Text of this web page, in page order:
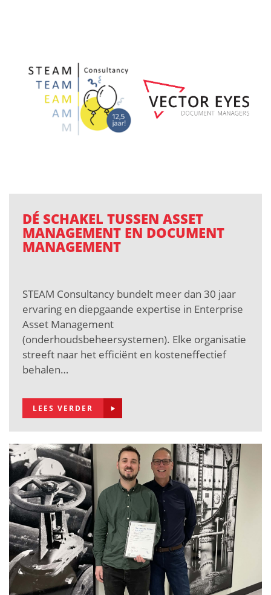
DÉ SCHAKEL TUSSEN ASSET
MANAGEMENT EN DOCUMENT
MANAGEMENT
STEAM Consultancy bundelt meer dan 30 jaar
ervaring en diepgaande expertise in Enterprise
Asset Management
(onderhoudsbeheersystemen). Elke organisatie
streeft naar het efficiënt en kosteneffectief
behalen…
LEES VERDER